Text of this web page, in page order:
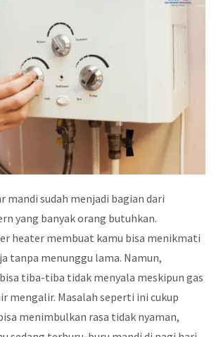
mandi sudah menjadi bagian dari
yang banyak orang butuhkan.
heater membuat kamu bisa menikmati
tanpa menunggu lama. Namun,
tiba-tiba tidak menyala meskipun gas
mengalir. Masalah seperti ini cukup
menimbulkan rasa tidak nyaman,